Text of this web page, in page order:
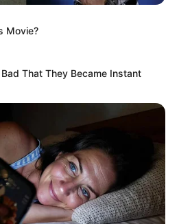
The Most Terrifying
Movie?
That They Became Instant